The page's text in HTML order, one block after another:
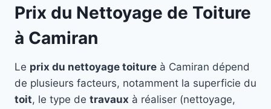
Prix du Nettoyage de Toiture
à Camiran
Le prix du nettoyage toiture à Camiran dépend
de plusieurs facteurs, notamment la superficie du
toit, le type de travaux à réaliser (nettoyage,